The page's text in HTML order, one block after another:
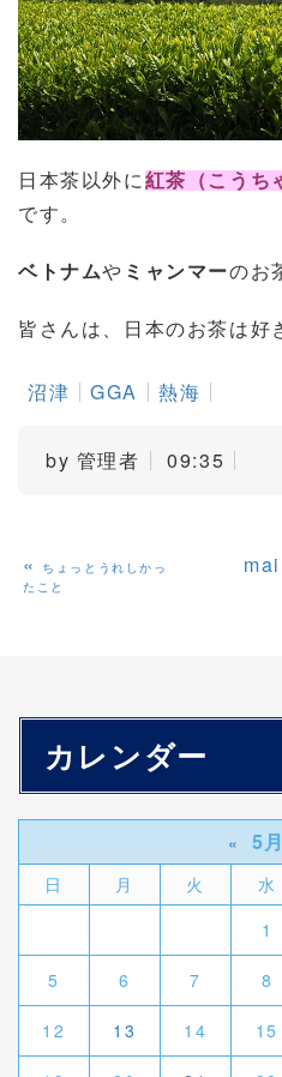
日本茶以外に 紅茶（こうち
です。
ベトナムや ミャンマーのお
皆さんは、日本のお茶は好
沼津 GGA 熱海
by 管理者 09:35
«
ちょっとうれしかっ
たこと
カレンダー
« 5月
日
月 火 水
1
5 6 7 8
12 13 14 15